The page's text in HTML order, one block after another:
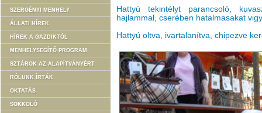
SZERGÉNYI MENHELY
ÁLLATI HÍREK
HÍREK A GAZDIKTÓL
MENHELYSEGÍTŐ PROGRAM
SZTÁROK AZ ALAPÍTVÁNYÉRT
RÓLUNK ÍRTÁK
OKTATÁS
SOKKOLÓ
Hattyú tekintélyt parancsoló,
hajlammal, cserében hatalmasakat
Hattyú oltva, ivartalanítva, chipezve